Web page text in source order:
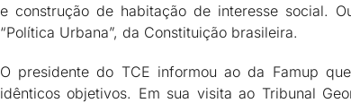
e construção de habitação de interesse social.
“Política Urbana”, da Constituição brasileira.
O presidente do TCE informou ao da Famup
idênticos objetivos. Em sua visita ao Tribunal